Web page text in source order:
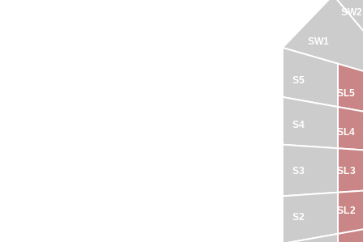
SW1
SW2
S2
S3
S4
S5
SL2
SL3
SL4
SL5